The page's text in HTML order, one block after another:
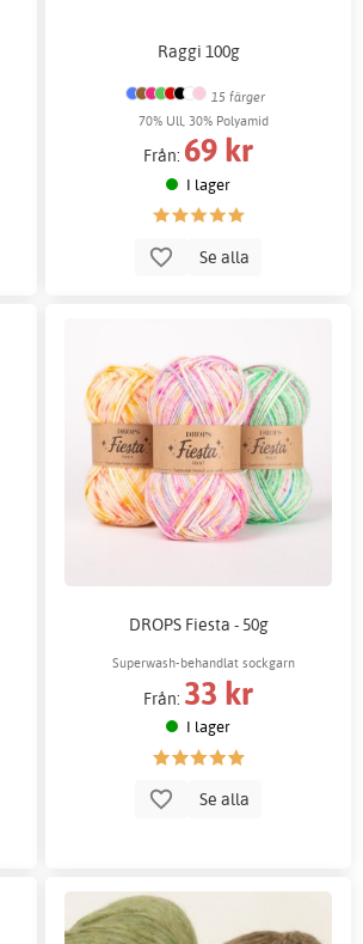
Raggi 100g
15 färger
70% Ull, 30% Polyamid
Från: 69 kr
I lager
Se alla
DROPS Fiesta - 50g
Superwash-behandlat sockgarn
Från: 33 kr
I lager
Se alla